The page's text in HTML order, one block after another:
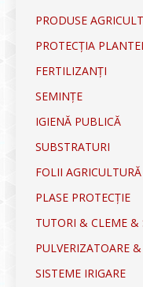
PRODUSE
PROTECȚIA
FERTILIZANȚI
SEMINȚE
IGIENĂ PUBLICĂ
SUBSTRATURI
FOLII AGRICULTURĂ
PLASE PROTECȚIE
TUTORI & CLEME &
PULVERIZATOARE
SISTEME IRIGARE